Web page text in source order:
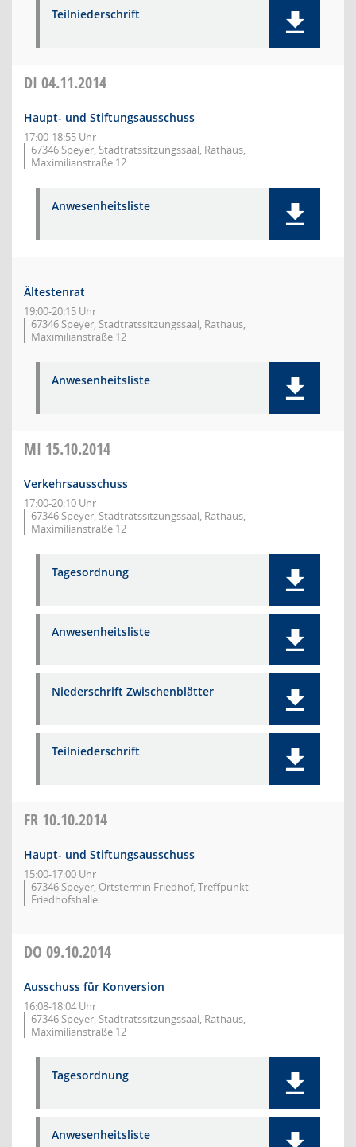
Teilniederschrift
DI 04.11.2014
Haupt- und Stiftungsausschuss
17:00-18:55 Uhr
67346 Speyer, Stadtratssitzungssaal, Rathaus,
Maximilianstraße 12
Anwesenheitsliste
Ältestenrat
19:00-20:15 Uhr
67346 Speyer, Stadtratssitzungssaal, Rathaus,
Maximilianstraße 12
Anwesenheitsliste
MI 15.10.2014
Verkehrsausschuss
17:00-20:10 Uhr
67346 Speyer, Stadtratssitzungssaal, Rathaus,
Maximilianstraße 12
Tagesordnung
Anwesenheitsliste
Niederschrift Zwischenblätter
Teilniederschrift
FR 10.10.2014
Haupt- und Stiftungsausschuss
15:00-17:00 Uhr
67346 Speyer, Ortstermin Friedhof, Treffpunkt
Friedhofshalle
DO 09.10.2014
Ausschuss für Konversion
16:08-18:04 Uhr
67346 Speyer, Stadtratssitzungssaal, Rathaus,
Maximilianstraße 12
Tagesordnung
Anwesenheitsliste